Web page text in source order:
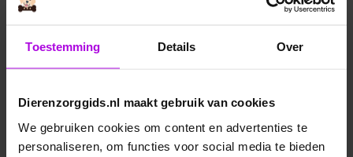
Toestemming Details Over
Dierenzorggids.nl maakt gebruik van cookies
We gebruiken cookies om content en advertenties te
personaliseren, om functies voor social media te bieden